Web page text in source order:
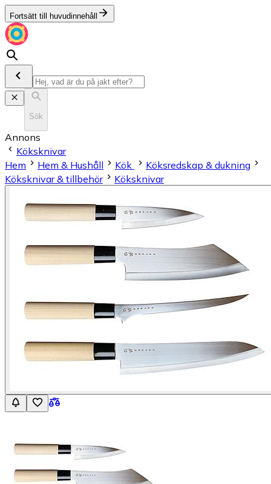
Fortsätt till huvudinnehåll
Sök
Annons
Köksknivar
Hem
Hem & Hushåll Kök
Köksredskap & dukning
Köksknivar & tillbehör
Köksknivar